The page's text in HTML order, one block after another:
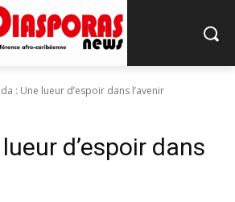
: Une lueur d’espoir dans l’avenir
d’espoir dans